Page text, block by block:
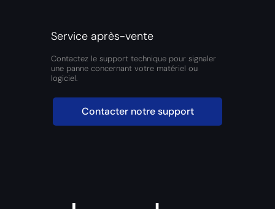
Service après-vente
Contactez le support technique pour signaler
une panne concernant votre matériel ou
logiciel.
Contacter notre support